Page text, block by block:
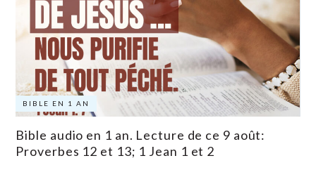
BIBLE EN 1 AN
Bible audio en 1 an. Lecture de ce 9 août:
Proverbes 12 et 13; 1 Jean 1 et 2